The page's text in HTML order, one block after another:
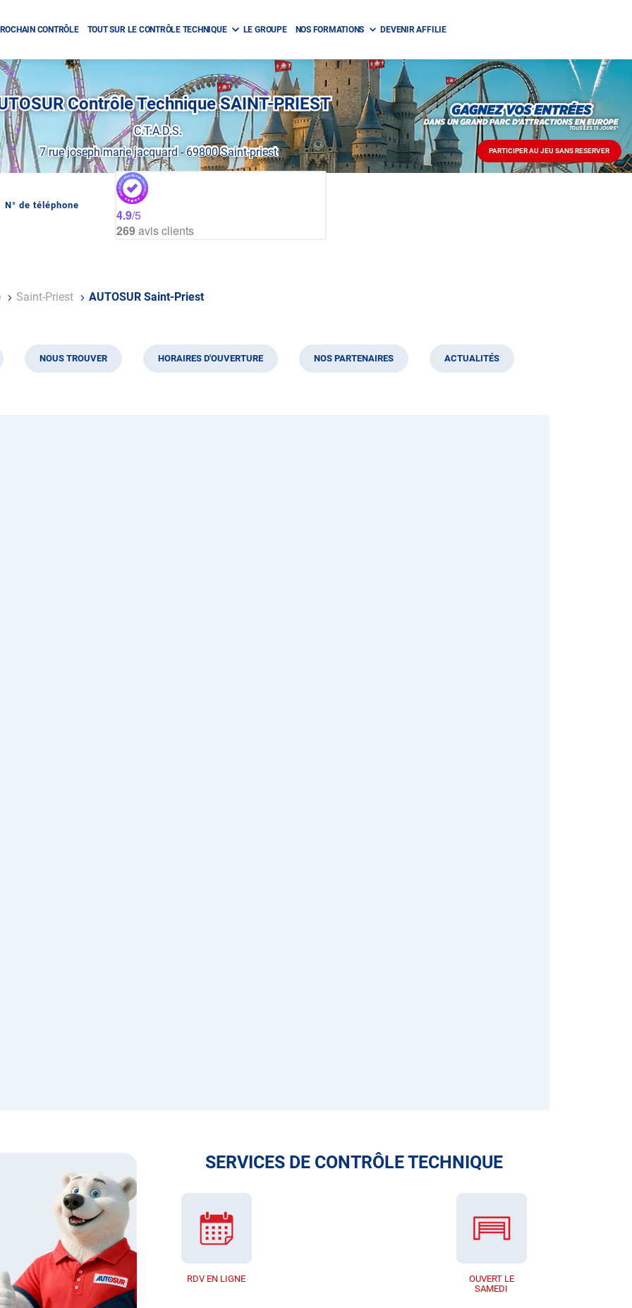
CONTRÔLE TOUT SUR LE CONTRÔLE TECHNIQUE LE GROUPE NOS FORMATIONS DEVENIR AFFILIE
PARTICIPER AU JEU SANS RESERVER
PARTICIPER
AU
JEU
Contrôle Technique SAINT-PRIEST
C.T.A.D.S.
7 rue joseph marie jacquard -69800 Saint-priest
N° de téléphone
AFFICHER
SAINT-
4.9/5
269avis clients
Saint-Priest AUTOSUR Saint-Priest
NOUS TROUVER HORAIRES D'OUVERTURE NOS PARTENAIRES ACTUALITÉS
SERVICES DE CONTRÔLE TECHNIQUE
RDV EN LIGNE
OUVERT LE
SAMEDI